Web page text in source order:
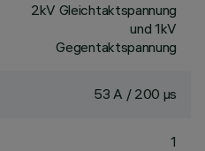
2kV Gleichtaktspannung
und 1kV
Gegentaktspannung
53 A / 200 µs
1